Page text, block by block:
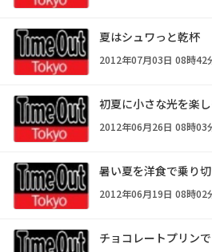
夏はシュワっと乾杯
2012年07月03日 08時42
初夏に小さな光を楽
2012年06月26日 08時03
暑い夏を洋食で乗り
2012年06月19日 08時02
チョコレートプリン